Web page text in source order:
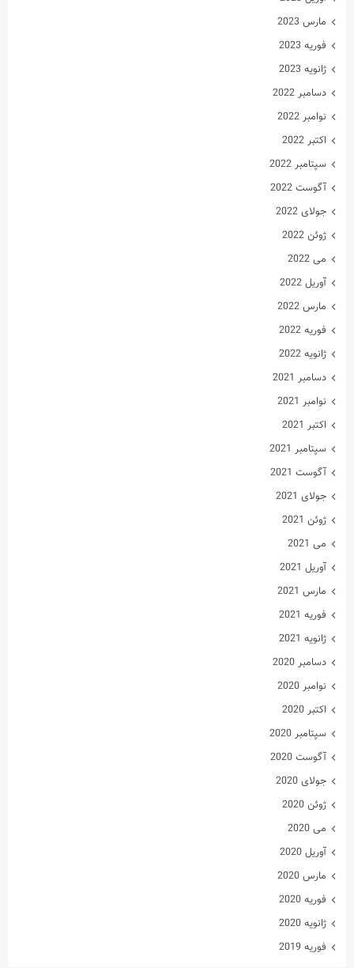
مارس 2023
فوریه 2023
ژانویه 2023
دسامبر 2022
نوامبر 2022
اکتبر 2022
سپتامبر 2022
آگوست 2022
جولای 2022
ژوئن 2022
می 2022
آوریل 2022
مارس 2022
فوریه 2022
ژانویه 2022
دسامبر 2021
نوامبر 2021
اکتبر 2021
سپتامبر 2021
آگوست 2021
جولای 2021
ژوئن 2021
می 2021
آوریل 2021
مارس 2021
فوریه 2021
ژانویه 2021
دسامبر 2020
نوامبر 2020
اکتبر 2020
سپتامبر 2020
آگوست 2020
جولای 2020
ژوئن 2020
می 2020
آوریل 2020
مارس 2020
فوریه 2020
ژانویه 2020
فوریه 2019